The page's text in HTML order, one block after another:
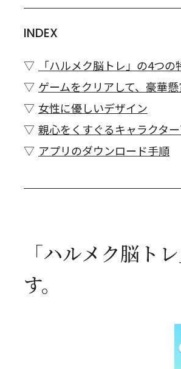
INDEX
「ハルメク脳トレ」の4つの
ゲームをクリアして、豪華
女性に優しいデザイン
親心をくすぐるキャラクタ
アプリのダウンロード手順
「ハルメク脳ト
す。